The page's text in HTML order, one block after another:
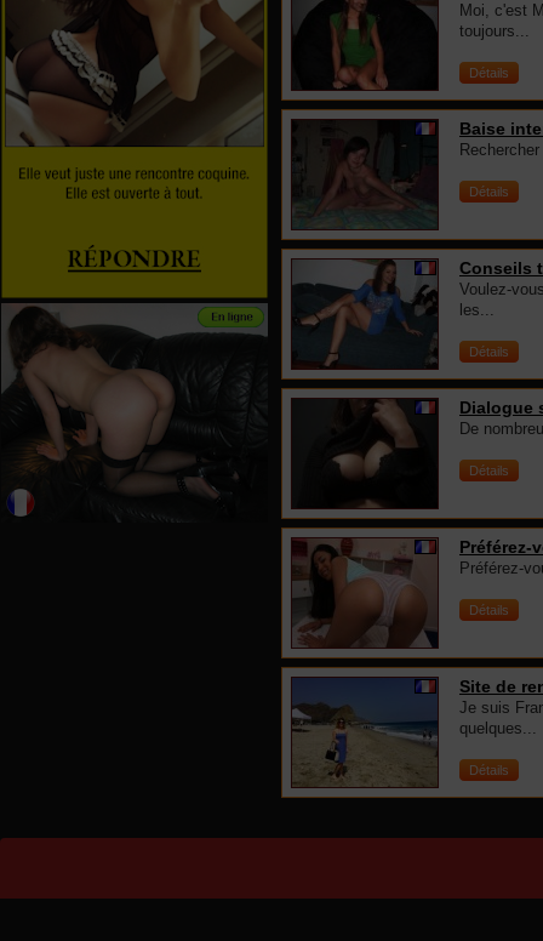
Moi, c'est
toujours...
Détails
Baise
Détails
Conseils
Voulez-
les...
Détails
Dialogue
De
Détails
Préférez-
Préférez-
Détails
Site de
Je suis
quelques...
Détails